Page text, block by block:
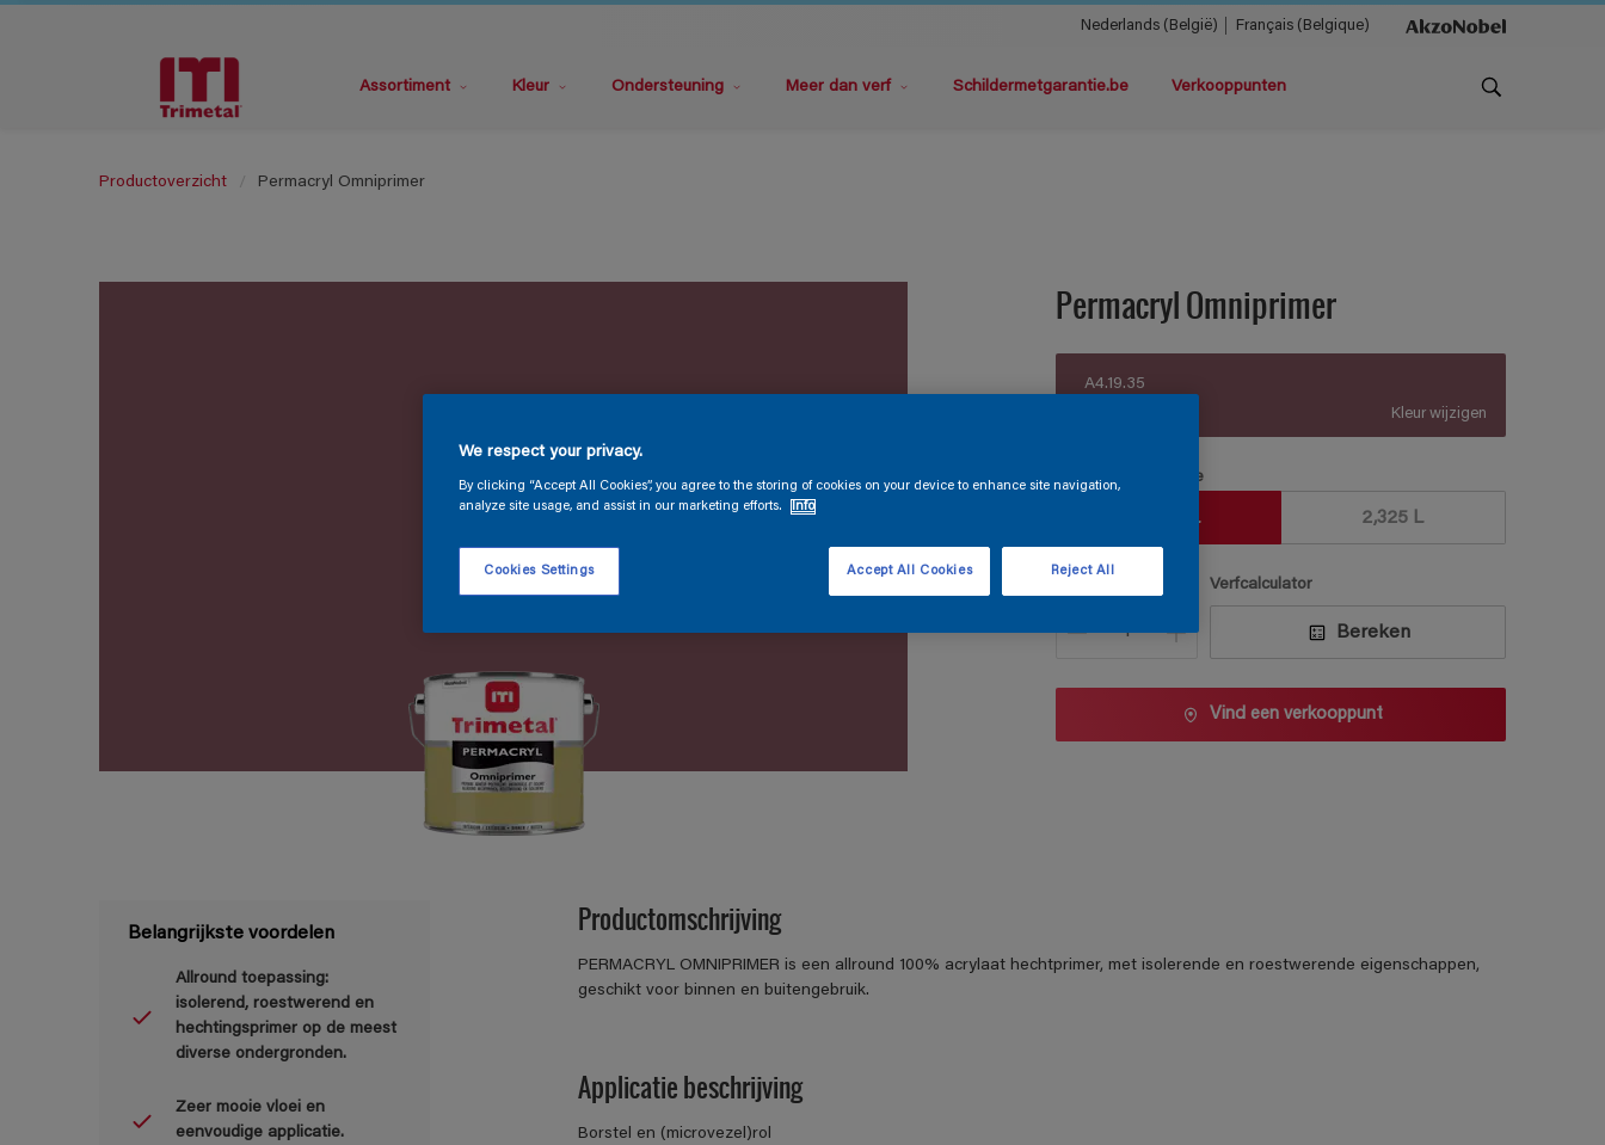
Nederlands (België) Français (Belgique)
Assortiment Kleur Ondersteuning Meer dan verf Schildermetgarantie.be Verkooppunten
Productoverzicht Permacryl Omniprimer
Permacryl Omniprimer
A4.19.35
Kleur wijzigen
Verpakkingsgrootte
930 ML 2,325 L
Verfcalculator
Bereken
Vind een verkooppunt
Belangrijkste voordelen
Allround toepassing:
isolerend, roestwerend en
hechtingsprimer op de meest
diverse ondergronden.
Zeer mooie vloei en
eenvoudige applicatie.
Productomschrijving
PERMACRYL OMNIPRIMER is een allround 100% acrylaat hechtprimer, met isolerende en roestwerende eigenschappen,
geschikt voor binnen en buitengebruik.
Applicatie beschrijving
Borstel en (microvezel)rol
We respect your privacy.
By clicking “Accept All Cookies”, you agree to the storing of cookies on your device to enhance site navigation,
analyze site usage, and assist in our marketing efforts.
Info
Cookies Settings Reject All
Accept All Cookies